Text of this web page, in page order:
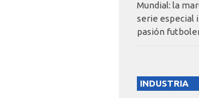
Mundial: la
serie especial
pasión
INDUSTRIA